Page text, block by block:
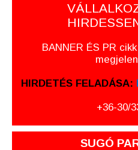
BANNER ÉS PR
HIRDETÉS FELADÁSA:
+36-30/
SUGÓ